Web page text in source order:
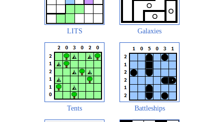
LITS Galaxies
Tents Battleships